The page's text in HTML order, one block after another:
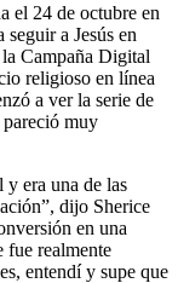
el 24 de octubre en
a Jesús en
la Campaña Digital
religioso en línea
a ver la serie de
muy
y era una de las
dijo Sherice
en una
fue realmente
entendí y supe que